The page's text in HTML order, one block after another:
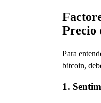
Precio
Para
bitcoin,
1.